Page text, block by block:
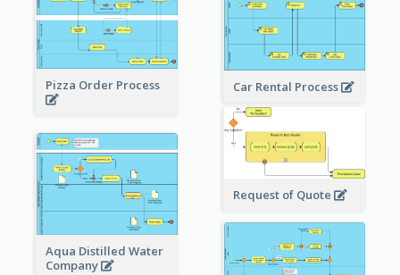
Pizza Order Process Car Rental Process
Request of Quote
Aqua Distilled Water
Company